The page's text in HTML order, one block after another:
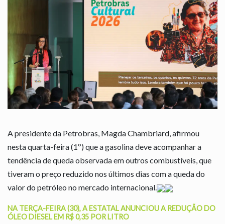
A presidente da Petrobras, Magda Chambriard, afirmou
nesta quarta-feira (1º) que a gasolina deve acompanhar a
tendência de queda observada em outros combustíveis, que
tiveram o preço reduzido nos últimos dias com a queda do
valor do petróleo no mercado internacional.
NA TERÇA-FEIRA (30), A ESTATAL ANUNCIOU A REDUÇÃO DO
ÓLEO DIESEL EM R$ 0,35 POR LITRO